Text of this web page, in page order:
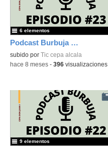
Podcast Burbuja Episodio #23
subido por Tic cepa alcala
6 elementos
-hace 8 meses - 396 visualizaciones
9 elementos